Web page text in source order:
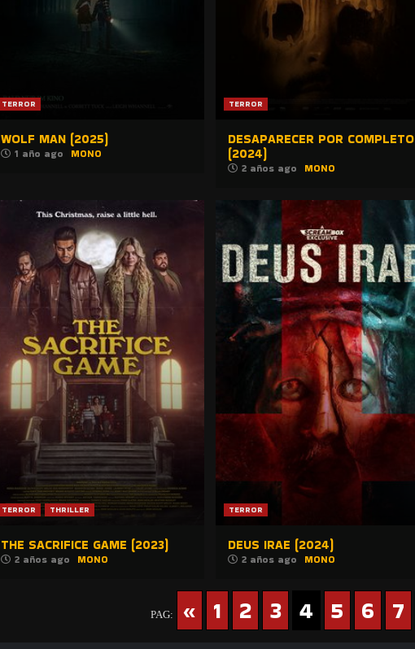
TERROR
WOLF MAN (2025)
1 año ago MONO
TERROR
DESAPARECER POR COMPLETO
(2024)
2 años ago MONO
TERROR THRILLER
THE SACRIFICE GAME (2023)
2 años ago MONO
TERROR
DEUS IRAE (2024)
2 años ago MONO
PAG: « 1 2 3 4 5 6 7